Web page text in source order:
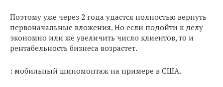
Поэтому уже через 2 года удастся полностью вернуть
первоначальные вложения. Но если подойти к делу
экономно или же увеличить число клиентов, то и
рентабельность бизнеса возрастет.
: мобильный шиномонтаж на примере в США.